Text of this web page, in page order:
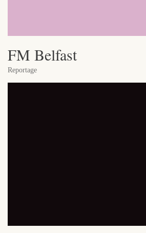
FM Belfast
Reportage